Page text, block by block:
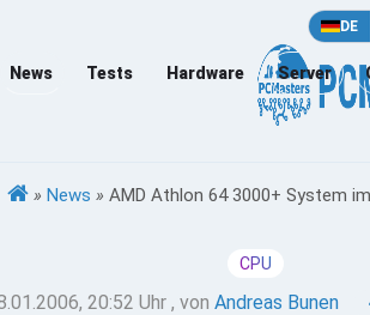
DE
News Tests Hardware Server
» News » AMD Athlon 64 3000+ System
CPU
20:52 Uhr , vonAndreas Bunen